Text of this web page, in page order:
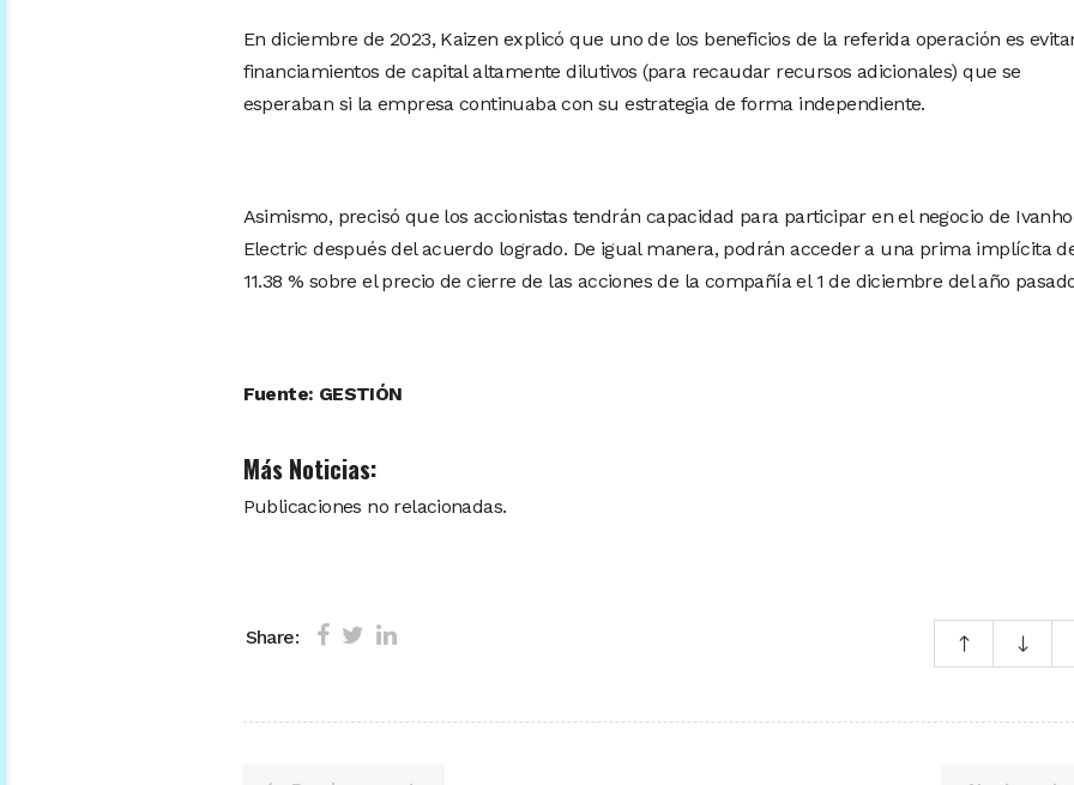
En diciembre de 2023, Kaizen explicó que uno de los beneficios de la referida operación es
financiamientos de capital altamente dilutivos (para recaudar recursos adicionales) que se
esperaban si la empresa continuaba con su estrategia de forma independiente.
Asimismo, precisó que los accionistas tendrán capacidad para participar en el negocio de
Electric después del acuerdo logrado. De igual manera, podrán acceder a una prima implícita
11.38 % sobre el precio de cierre de las acciones de la compañía el 1 de diciembre del año
Fuente: GESTIÓN
Más Noticias:
Publicaciones no relacionadas.
Share: